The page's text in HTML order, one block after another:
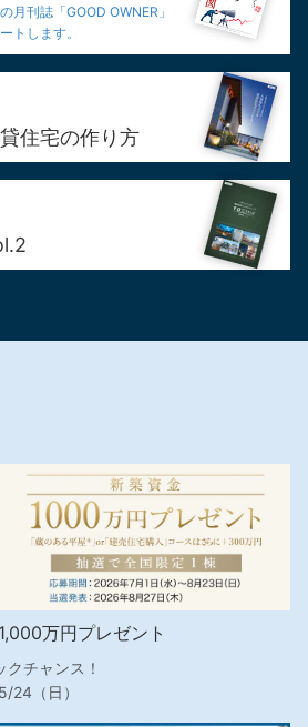
月刊誌「GOOD OWNER」
トします。
住宅の作り方
万円プレゼント
チャンス！
24（日）